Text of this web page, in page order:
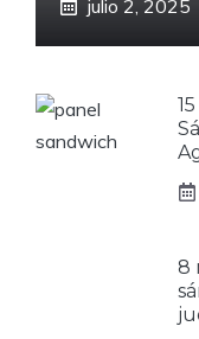
julio 2, 2025
8